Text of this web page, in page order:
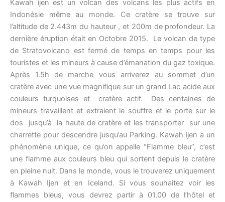
Kawah ijen est un volcan des volcans les plus actifs en
Indonésie même au monde. Ce cratère se trouve sur
l’altitude de 2.443m du hauteur , et 200m de profondeur. La
dernière éruption était en Octobre 2015. Le volcan de type
de Stratovolcano est fermé de temps en temps pour les
touristes et les mineurs à cause d’émanation du gaz toxique.
Après 1.5h de marche vous arriverez au sommet d’un
cratère avec une vue magnifique sur un grand Lac acide aux
couleurs turquoises et cratère actif. Des centaines de
mineurs travaillent et extraient le souffre et le porte sur le
dos jusqu’à la haute de cratère et les transporter sur une
charrette pour descendre jusqu’au Parking. Kawah ijen a un
phénomène unique, ce qu’on appelle “Flamme bleu”, c’est
une flamme aux couleurs bleu qui sortent depuis le cratère
en pleine nuit. Dans le monde, vous le trouverez uniquement
à Kawah Ijen et en Iceland. Si vous souhaitez voir les
flammes bleus, vous devrez partir à 01.00 de l’hôtel et